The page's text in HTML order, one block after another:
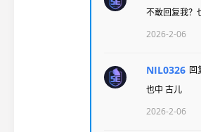
不敢回复我？
2026-2-06
NIL0326 回
也中 古儿
2026-2-06